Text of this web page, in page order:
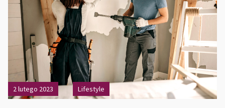
2 lutego 2023 Lifestyle